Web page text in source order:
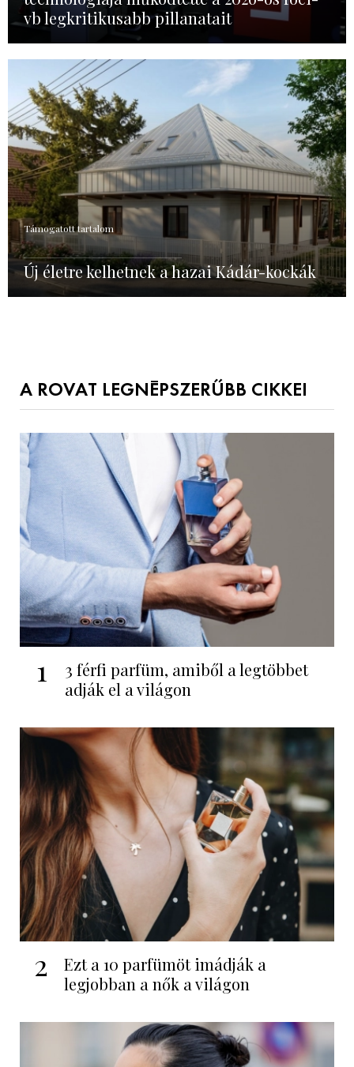
vb legkritikusabb pillanatait
Támogatott tartalom
Új életre kelhetnek a hazai Kádár-kockák
A ROVAT LEGNÉPSZERŰBB CIKKEI
1
3 férfi parfüm, amiből a legtöbbet
adják el a világon
2
Ezt a 10 parfümöt imádják a
legjobban a nők a világon